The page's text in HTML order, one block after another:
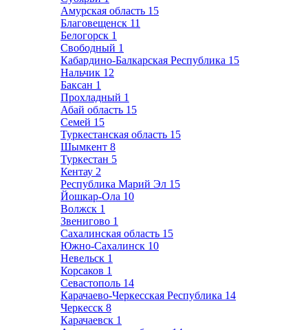
Амурская область 15
Благовещенск 11
Белогорск 1
Свободный 1
Кабардино-Балкарская Республика 15
Нальчик 12
Баксан 1
Прохладный 1
Абай область 15
Семей 15
Туркестанская область 15
Шымкент 8
Туркестан 5
Кентау 2
Республика Марий Эл 15
Йошкар-Ола 10
Волжск 1
Звенигово 1
Сахалинская область 15
Южно-Сахалинск 10
Невельск 1
Корсаков 1
Севастополь 14
Карачаево-Черкесская Республика 14
Черкесск 8
Карачаевск 1